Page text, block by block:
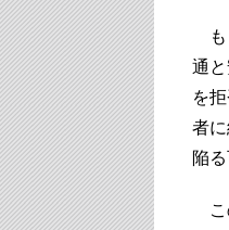
も
通
を
者
陥
こ